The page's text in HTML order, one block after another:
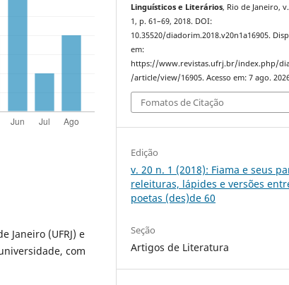
Janeiro (UFRJ) e
com
Linguísticos e Literários, Rio de Janeiro,
1, p. 61–69, 2018. DOI:
10.35520/diadorim.2018.v20n1a16905.
em:
https://www.revistas.ufrj.br/index.php/
/article/view/16905. Acesso em: 7 ago.
Fomatos de Citação
Edição
v. 20 n. 1 (2018): Fiama e seus
releituras, lápides e versões
poetas (des)de 60
Seção
Artigos de Literatura